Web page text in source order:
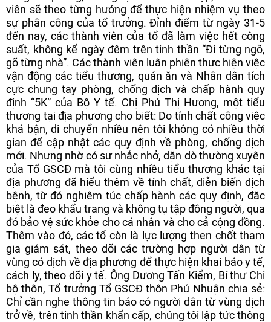
viên sẽ theo từng hướng để thực hiện nhiệm vụ theo
sự phân công của tổ trưởng. Đỉnh điểm từ ngày 31-5
đến nay, các thành viên của tổ đã làm việc hết công
suất, không kể ngày đêm trên tinh thần “Đi từng ngõ,
gõ từng nhà”. Các thành viên luân phiên thực hiện việc
vận động các tiểu thương, quán ăn và Nhân dân tích
cực chung tay phòng, chống dịch và chấp hành quy
định “5K” của Bộ Y tế. Chị Phú Thị Hương, một tiểu
thương tại địa phương cho biết: Do tính chất công việc
khá bận, di chuyển nhiều nên tôi không có nhiều thời
gian để cập nhật các quy định về phòng, chống dịch
mới. Nhưng nhờ có sự nhắc nhở, dặn dò thường xuyên
của Tổ GSCĐ mà tôi cùng nhiều tiểu thương khác tại
địa phương đã hiểu thêm về tính chất, diễn biến dịch
bệnh, từ đó nghiêm túc chấp hành các quy định, đặc
biệt là đeo khẩu trang và không tụ tập đông người, qua
đó bảo vệ sức khỏe cho cá nhân và cho cả cộng đồng.
Thêm vào đó, các tổ còn là lực lượng then chốt tham
gia giám sát, theo dõi các trường hợp người dân từ
vùng có dịch về địa phương để thực hiện khai báo y tế,
cách ly, theo dõi y tế. Ông Dương Tấn Kiểm, Bí thư Chi
bộ thôn, Tổ trưởng Tổ GSCĐ thôn Phú Nhuận chia sẻ:
Chỉ cần nghe thông tin báo có người dân từ vùng dịch
trở về, trên tinh thần khẩn cấp, chúng tôi lập tức thông